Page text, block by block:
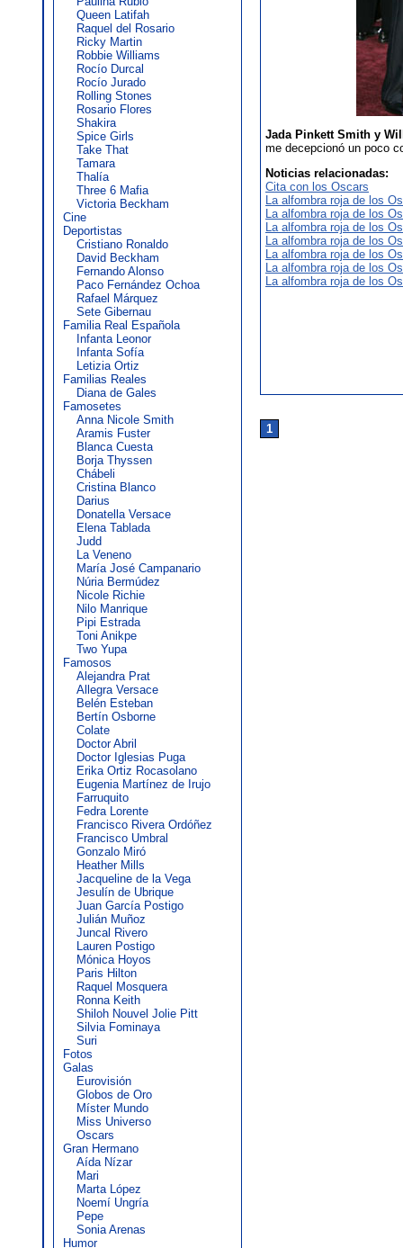
Queen Latifah
Raquel del Rosario
Ricky Martin
Robbie Williams
Rocío Durcal
Rocío Jurado
Rolling Stones
Rosario Flores
Shakira
Spice Girls
Take That
Tamara
Thalía
Three 6 Mafia
Victoria Beckham
Cine
Deportistas
Cristiano Ronaldo
David Beckham
Fernando Alonso
Paco Fernández Ochoa
Rafael Márquez
Sete Gibernau
Familia Real Española
Infanta Leonor
Infanta Sofía
Letizia Ortiz
Familias Reales
Diana de Gales
Famosetes
Anna Nicole Smith
Aramis Fuster
Blanca Cuesta
Borja Thyssen
Chábeli
Cristina Blanco
Darius
Donatella Versace
Elena Tablada
Judd
La Veneno
María José Campanario
Núria Bermúdez
Nicole Richie
Nilo Manrique
Pipi Estrada
Toni Anikpe
Two Yupa
Famosos
Alejandra Prat
Allegra Versace
Belén Esteban
Bertín Osborne
Colate
Doctor Abril
Doctor Iglesias Puga
Erika Ortiz Rocasolano
Eugenia Martínez de Irujo
Farruquito
Fedra Lorente
Francisco Rivera Ordóñez
Francisco Umbral
Gonzalo Miró
Heather Mills
Jacqueline de la Vega
Jesulín de Ubrique
Juan García Postigo
Julián Muñoz
Juncal Rivero
Lauren Postigo
Mónica Hoyos
Paris Hilton
Raquel Mosquera
Ronna Keith
Shiloh Nouvel Jolie Pitt
Silvia Fominaya
Suri
Fotos
Galas
Eurovisión
Globos de Oro
Míster Mundo
Miss Universo
Oscars
Gran Hermano
Aída Nízar
Mari
Marta López
Noemí Ungría
Pepe
Sonia Arenas
Humor
Jada Pinkett Smith y
me decepcionó un poco
Noticias relacionadas:
Cita con los Oscars
La alfombra roja de los
La alfombra roja de los
La alfombra roja de los
La alfombra roja de los
La alfombra roja de los
La alfombra roja de los
La alfombra roja de los
1